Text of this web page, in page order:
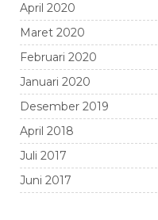
April 2020
Maret 2020
Februari 2020
Januari 2020
Desember 2019
April 2018
Juli 2017
Juni 2017